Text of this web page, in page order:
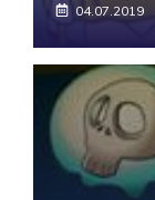
04.07.2019